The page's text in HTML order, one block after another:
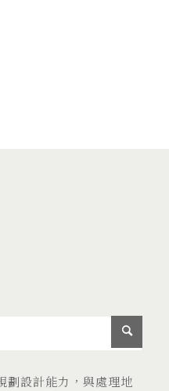
劃設計能力，與處理地